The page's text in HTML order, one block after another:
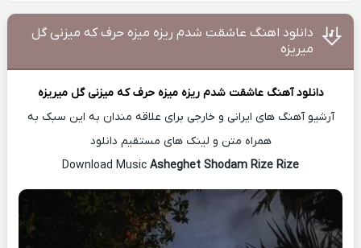
دانلود اهنگ عاشقت شدم ریزه میزه حرف که میزنی گل
میریزه
دانلود آهنگ عاشقت شدم ریزه میزه حرف که میزنی گل میریزه
آرشیو آهنگ های ایرانی و خارجی برای علاقه مندان به این سبک به
همراه متن و لینک های مستقیم دانلود
Download Music
Asheghet Shodam Rize Rize